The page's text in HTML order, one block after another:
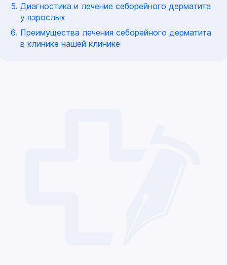
Диагностика и лечение себорейного дерматита
у взрослых
Преимущества лечения себорейного дерматита
в клинике нашей клинике